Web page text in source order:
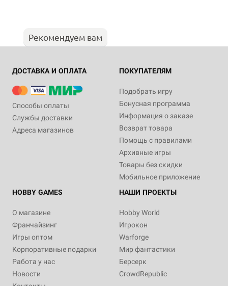
Рекомендуем вам
ДОСТАВКА И ОПЛАТА
Способы оплаты
Службы доставки
Адреса магазинов
ПОКУПАТЕЛЯМ
Подобрать игру
Бонусная программа
Информация о заказе
Возврат товара
Помощь с правилами
Архивные игры
Товары без скидки
Мобильное приложение
HOBBY GAMES
О магазине
Франчайзинг
Игры оптом
Корпоративные подарки
Работа у нас
Новости
НАШИ ПРОЕКТЫ
Hobby World
Игрокон
Warforge
Мир фантастики
Берсерк
CrowdRepublic